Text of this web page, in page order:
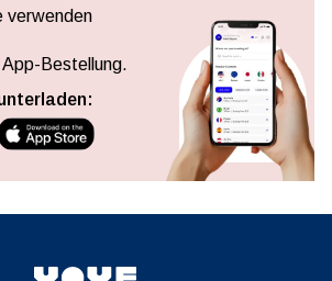
verwenden
Bestellung.